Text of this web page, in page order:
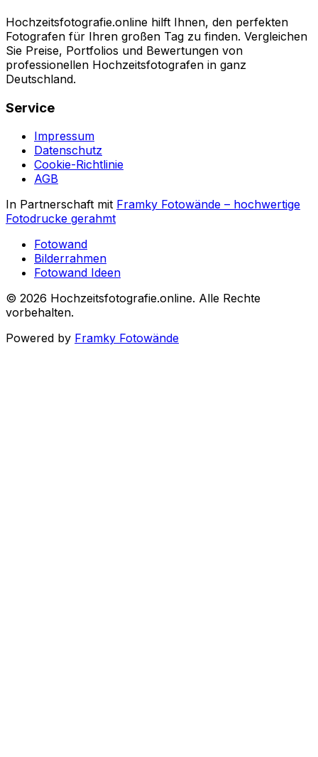
Hochzeitsfotografie.online hilft Ihnen, den perfekten
Fotografen für Ihren großen Tag zu finden. Vergleichen
Sie Preise, Portfolios und Bewertungen von
professionellen Hochzeitsfotografen in ganz
Deutschland.
Service
Impressum
Datenschutz
Cookie-Richtlinie
AGB
In Partnerschaft mit Framky Fotowände – hochwertige
Fotodrucke gerahmt
Fotowand
Bilderrahmen
Fotowand Ideen
© 2026 Hochzeitsfotografie.online. Alle Rechte
vorbehalten.
Powered by Framky Fotowände